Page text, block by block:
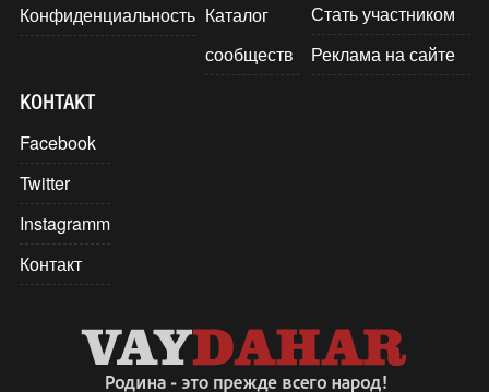
Конфиденциальность Каталог
сообществ
Стать участником
Реклама на сайте
КОНТАКТ
Facebook
Twitter
Instagramm
Контакт